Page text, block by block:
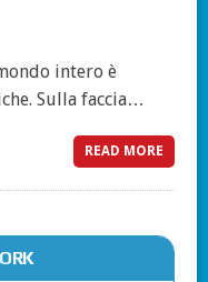
intero è
Sulla faccia…
READ MORE